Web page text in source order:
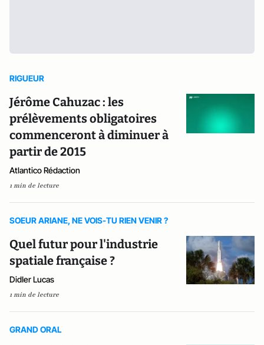
RIGUEUR
Jérôme Cahuzac : les
prélèvements obligatoires
commenceront à diminuer à
partir de 2015
Atlantico Rédaction
1 min de lecture
SOEUR ARIANE, NE VOIS-TU RIEN VENIR ?
Quel futur pour l'industrie
spatiale française ?
DidIer Lucas
1 min de lecture
GRAND ORAL